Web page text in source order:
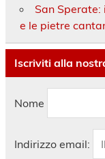
San
e le pietre
Iscriviti alla
Nome
Indirizzo email: